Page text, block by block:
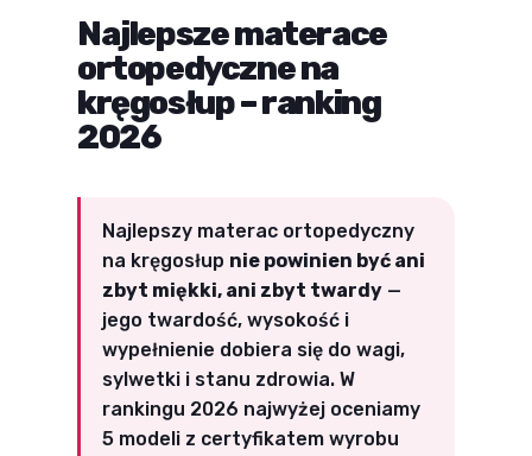
Najlepsze materace
ortopedyczne na
kręgosłup – ranking
2026
Najlepszy materac ortopedyczny
na kręgosłup nie powinien być ani
zbyt miękki, ani zbyt twardy —
jego twardość, wysokość i
wypełnienie dobiera się do wagi,
sylwetki i stanu zdrowia. W
rankingu 2026 najwyżej oceniamy
5 modeli z certyfikatem wyrobu